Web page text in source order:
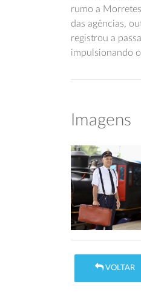
rumo a
das agências,
registrou a
impulsionando
Imagens
VOLTAR